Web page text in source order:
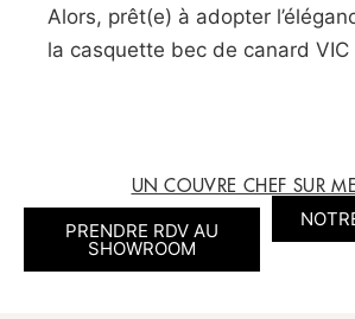
Alors, prêt(e) à adopter
la casquette bec de canard VIC
UN COUVRE CHEF SUR
PRENDRE RDV AU
SHOWROOM